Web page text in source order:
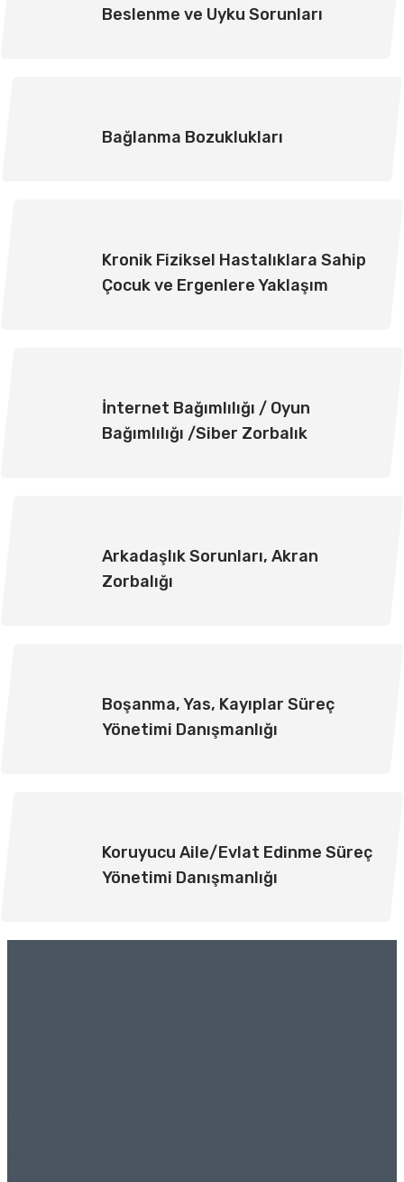
Beslenme ve Uyku Sorunları
Bağlanma Bozuklukları
Kronik Fiziksel Hastalıklara Sahip
Çocuk ve Ergenlere Yaklaşım
İnternet Bağımlılığı / Oyun
Bağımlılığı /Siber Zorbalık
Arkadaşlık Sorunları, Akran
Zorbalığı
Boşanma, Yas, Kayıplar Süreç
Yönetimi Danışmanlığı
Koruyucu Aile/Evlat Edinme Süreç
Yönetimi Danışmanlığı